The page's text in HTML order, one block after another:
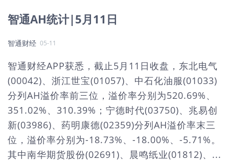
智通AH统计|5月11日
智通财经 05-11
智通财经APP获悉，截止5月11日收盘，东北电气
(00042)、浙江世宝(01057)、中石化油服(01033)
分列AH溢价率前三位，溢价率分别为520.69%、
351.02%、310.39%；宁德时代(03750)、兆易创
新(03986)、药明康德(02359)分列AH溢价率末三
位，溢价率分别为-18.73%、-18.00%、-5.71%。
其中南华期货股份(02691)、晨鸣纸业(01812)、...